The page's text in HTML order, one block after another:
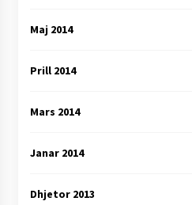
Maj 2014
Prill 2014
Mars 2014
Janar 2014
Dhjetor 2013